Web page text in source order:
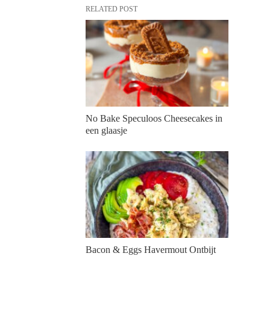
RELATED POST
No Bake Speculoos Cheesecakes in
een glaasje
Bacon & Eggs Havermout Ontbijt